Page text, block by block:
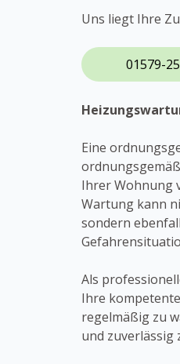
Uns liegt Ihre
01579-
Eine
Ihrer Wohnung
Wartung kann
sondern
Als
Ihre
regelmäßig zu
und zuverlässig